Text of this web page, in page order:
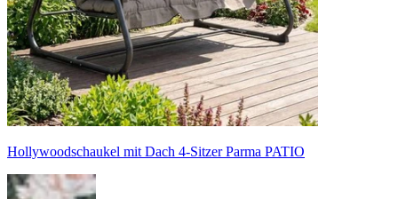
Hollywoodschaukel mit Dach 4-Sitzer Parma PATIO